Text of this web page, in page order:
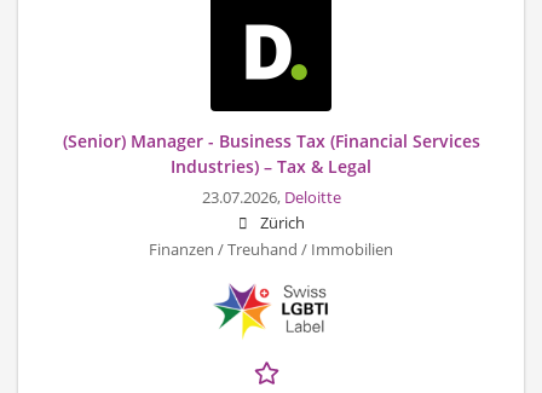
(Senior) Manager - Business Tax (Financial Services
Industries) – Tax & Legal
23.07.2026, Deloitte
Zürich
Finanzen / Treuhand / Immobilien